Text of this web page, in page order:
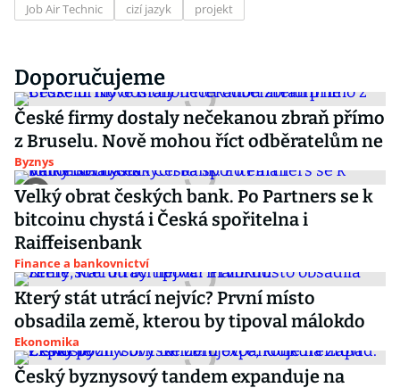
Job Air Technic
cizí jazyk projekt
Doporučujeme
České firmy dostaly nečekanou zbraň přímo
z Bruselu. Nově mohou říct odběratelům ne
Byznys
Velký obrat českých bank. Po Partners se k
bitcoinu chystá i Česká spořitelna i
Raiffeisenbank
Finance a bankovnictví
Který stát utrácí nejvíc? První místo
obsadila země, kterou by tipoval málokdo
Ekonomika
Český byznysový tandem expanduje na